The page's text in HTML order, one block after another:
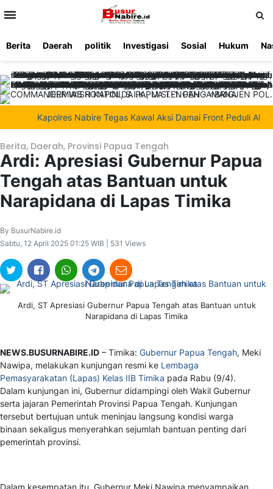
Berita Daerah politik Investigasi Sosial Hukum
Kapolres Nabire Tegas Kawal Aksi Damai Front Peduli Alam
Berita, Daerah, Provinsi Papua Tengah
Ardi: Apresiasi Gubernur Papua
Tengah atas Bantuan untuk
Narapidana di Lapas Timika
By BusurNabire.id
Sabtu, 12 April 2025 01:25 WIB | 531 Views
Ardi, ST Apresiasi Gubernur Papua Tengah atas Bantuan untuk
Narapidana di Lapas Timika
NEWS.BUSURNABIRE.ID – Timika: Gubernur Papua Tengah, Meki
Nawipa, melakukan kunjungan resmi ke Lembaga
Pemasyarakatan (Lapas) Kelas IIB Timika pada Rabu (9/4).
Dalam kunjungan ini, Gubernur didampingi oleh Wakil Gubernur
serta jajaran Pemerintah Provinsi Papua Tengah. Kunjungan
tersebut bertujuan untuk meninjau langsung kondisi warga
binaan sekaligus menyerahkan sejumlah bantuan penting dari
pemerintah provinsi.